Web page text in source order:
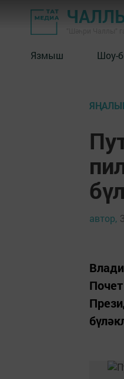
Язмыш Шоу-
автор,